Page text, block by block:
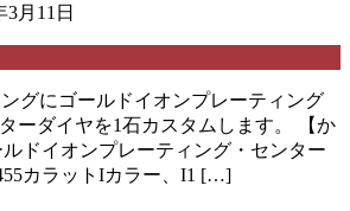
3月11日
グにゴールドイオンプレーティング
ーダイヤを1石カスタムします。 【か
ドイオンプレーティング・センター
カラットIカラー、I1 […]